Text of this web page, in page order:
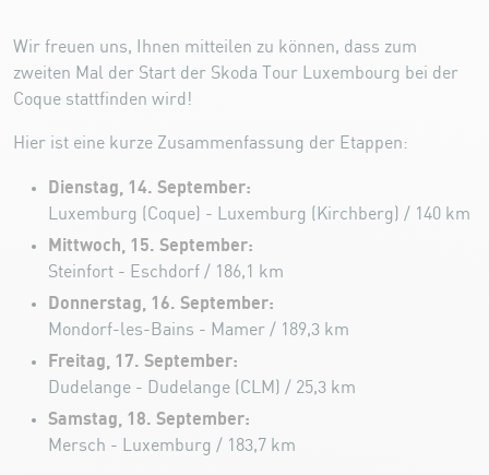
Wir freuen uns, Ihnen mitteilen zu können, dass zum
zweiten Mal der Start der Skoda Tour Luxembourg bei der
Coque stattfinden wird!
Hier ist eine kurze Zusammenfassung der Etappen:
Dienstag, 14. September:
Luxemburg (Coque) - Luxemburg (Kirchberg) / 140 km
Mittwoch, 15. September:
Steinfort - Eschdorf / 186,1 km
Donnerstag, 16. September:
Mondorf-les-Bains - Mamer / 189,3 km
Freitag, 17. September:
Dudelange - Dudelange (CLM) / 25,3 km
Samstag, 18. September:
Mersch - Luxemburg / 183,7 km